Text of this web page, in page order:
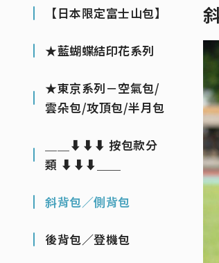
【日本限定富士山包】
★藍蝴蝶結印花系列
★東京系列－空氣包/
雲朵包/攻頂包/半月包
＿＿⬇⬇⬇ 按包款分
類 ⬇⬇⬇＿＿
斜背包／側背包
後背包／登機包